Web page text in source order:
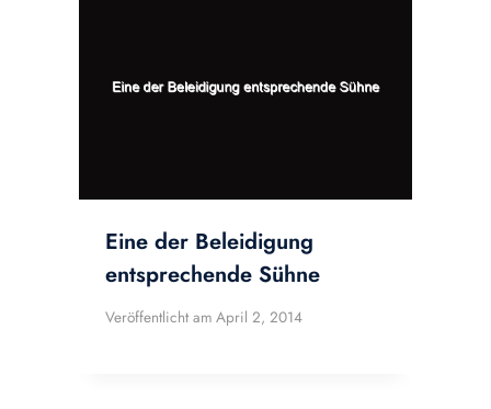
Eine der Beleidigung
entsprechende Sühne
Veröffentlicht am April 2, 2014